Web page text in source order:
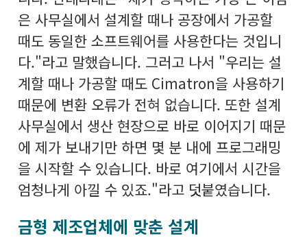
은 사무실에서 설계할 때나 공장에서 가공할
때도 동일한 소프트웨어를 사용한다는 것입니
다."라고 말했습니다. 그러고 나서 "우리는 설
계할 때나 가공할 때도 Cimatron을 사용하기
때문에 변환 오류가 전혀 없습니다. 또한 설계
사무실에서 생산 현장으로 바로 이어지기 때문
에 제가 보내기만 하면 몇 분 내에 프로그래밍
을 시작할 수 있습니다. 바로 여기에서 시간을
엄청나게 아낄 수 있죠."라고 덧붙였습니다.
금형 제조업체에 맞춘 설계